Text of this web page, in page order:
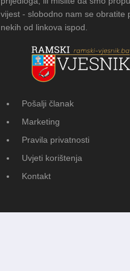
vijest - slobodno nam se obratite
nekih od linkova ispod.
Pošalji članak
Marketing
Pravila privatnosti
Uvjeti korištenja
Kontakt